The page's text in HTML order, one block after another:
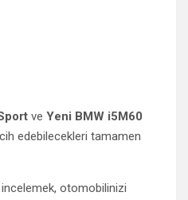
ve Yeni BMW i5M60
edebilecekleri tamamen
otomobilinizi